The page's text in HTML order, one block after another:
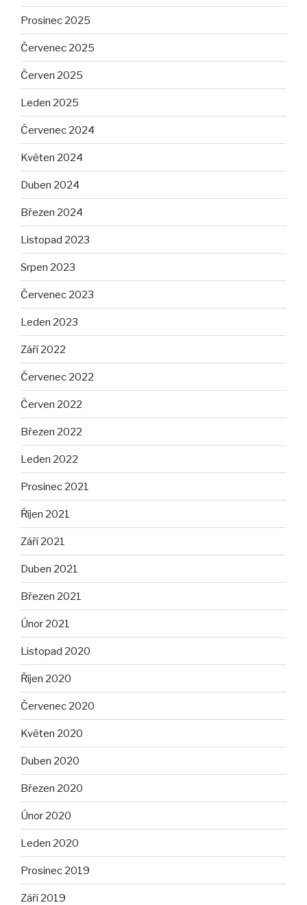
Prosinec 2025
Červenec 2025
Červen 2025
Leden 2025
Červenec 2024
Květen 2024
Duben 2024
Březen 2024
Listopad 2023
Srpen 2023
Červenec 2023
Leden 2023
Září 2022
Červenec 2022
Červen 2022
Březen 2022
Leden 2022
Prosinec 2021
Říjen 2021
Září 2021
Duben 2021
Březen 2021
Únor 2021
Listopad 2020
Říjen 2020
Červenec 2020
Květen 2020
Duben 2020
Březen 2020
Únor 2020
Leden 2020
Prosinec 2019
Září 2019